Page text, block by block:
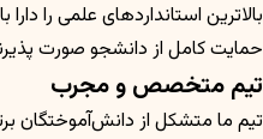
بالاترین استانداردهای علمی را
حمایت کامل از دانشجو صورت
تیم متخصص و مجرب
تیم ما متشکل از دانش‌آموختگان